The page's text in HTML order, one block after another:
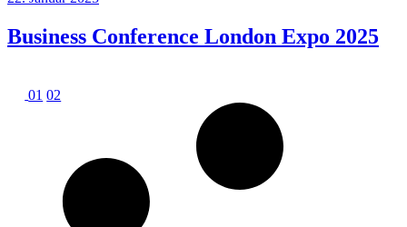
Business Conference London Expo 2025
01 02